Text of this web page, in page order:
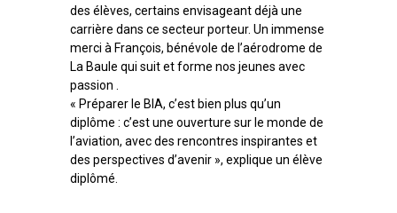
des élèves, certains envisageant déjà une
carrière dans ce secteur porteur. Un immense
merci à François, bénévole de l’aérodrome de
La Baule qui suit et forme nos jeunes avec
passion .
« Préparer le BIA, c’est bien plus qu’un
diplôme : c’est une ouverture sur le monde de
l’aviation, avec des rencontres inspirantes et
des perspectives d’avenir », explique un élève
diplômé.